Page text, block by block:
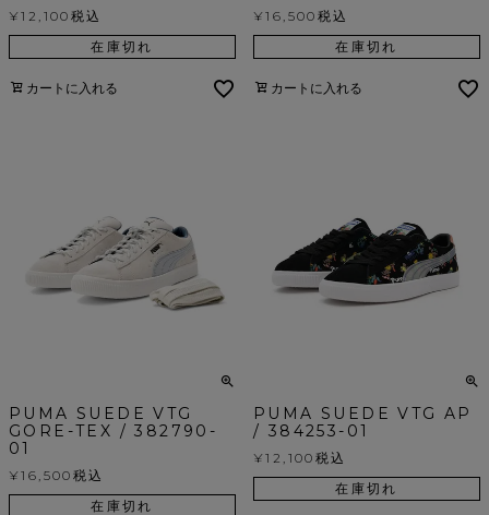
¥12,100 税込
在庫切れ
カートに入れる
¥16,500 税込
在庫切れ
カートに入れる
PUMA SUEDE VTG
GORE-TEX / 382790-
01
¥16,500 税込
在庫切れ
PUMA SUEDE VTG AP
/ 384253-01
¥12,100 税込
在庫切れ